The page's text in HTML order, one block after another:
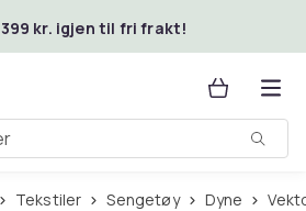
399 kr. igjen til fri frakt!
Tekstiler Sengetøy Dyne